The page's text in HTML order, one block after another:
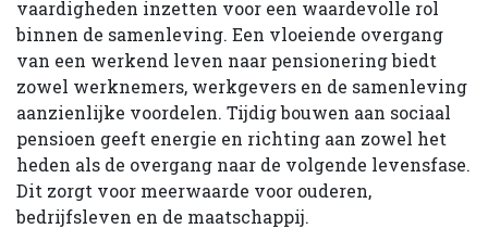
vaardigheden inzetten voor een waardevolle rol
binnen de samenleving. Een vloeiende overgang
van een werkend leven naar pensionering biedt
zowel werknemers, werkgevers en de samenleving
aanzienlijke voordelen. Tijdig bouwen aan sociaal
pensioen geeft energie en richting aan zowel het
heden als de overgang naar de volgende levensfase.
Dit zorgt voor meerwaarde voor ouderen,
bedrijfsleven en de maatschappij.